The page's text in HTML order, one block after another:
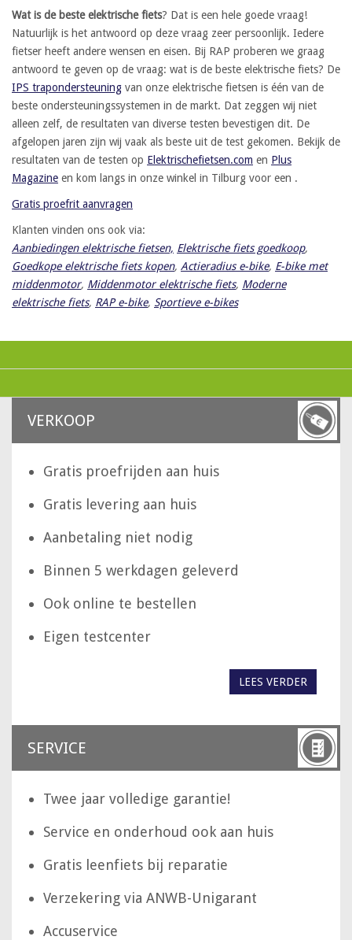
Wat is de beste elektrische fiets? Dat is een hele goede vraag!
Natuurlijk is het antwoord op deze vraag zeer persoonlijk. Iedere
fietser heeft andere wensen en eisen. Bij RAP proberen we graag
antwoord te geven op de vraag: wat is de beste elektrische fiets? De
IPS trapondersteuning van onze elektrische fietsen is één van de
beste ondersteuningssystemen in de markt. Dat zeggen wij niet
alleen zelf, de resultaten van diverse testen bevestigen dit. De
afgelopen jaren zijn wij vaak als beste uit de test gekomen. Bekijk de
resultaten van de testen op Elektrischefietsen.com en Plus
Magazine en kom langs in onze winkel in Tilburg voor een .
Gratis proefrit aanvragen
Klanten vinden ons ook via:
Aanbiedingen elektrische fietsen, Elektrische fiets goedkoop,
Goedkope elektrische fiets kopen, Actieradius e-bike, E-bike met
middenmotor, Middenmotor elektrische fiets, Moderne
elektrische fiets, RAP e-bike, Sportieve e-bikes
VERKOOP
Gratis proefrijden aan huis
Gratis levering aan huis
Aanbetaling niet nodig
Binnen 5 werkdagen geleverd
Ook online te bestellen
Eigen testcenter
LEES VERDER
SERVICE
Twee jaar volledige garantie!
Service en onderhoud ook aan huis
Gratis leenfiets bij reparatie
Verzekering via ANWB-Unigarant
Accuservice